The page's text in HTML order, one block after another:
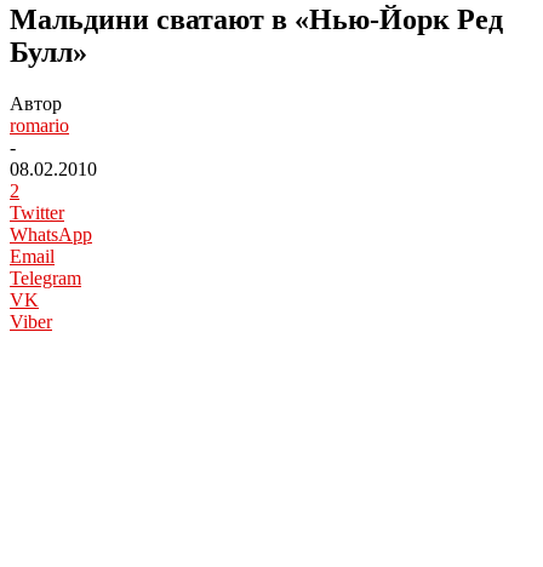
Мальдини сватают в «Нью-Йорк Ред
Булл»
Автор
romario
-
08.02.2010
2
Twitter
WhatsApp
Email
Telegram
VK
Viber